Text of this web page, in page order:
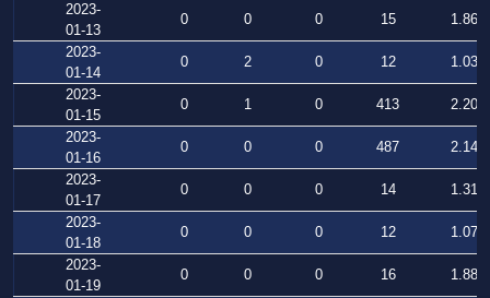
2023-
01-13
0 0 0 15
1.864
2023-
01-14
0 2 0 12
1.031
2023-
01-15
0 1 0 413
2.207
2023-
01-16
0 0 0 487
2.144
2023-
01-17
0 0 0 14
1.318
2023-
01-18
0 0 0 12
1.071
2023-
01-19
0 0 0 16
1.883